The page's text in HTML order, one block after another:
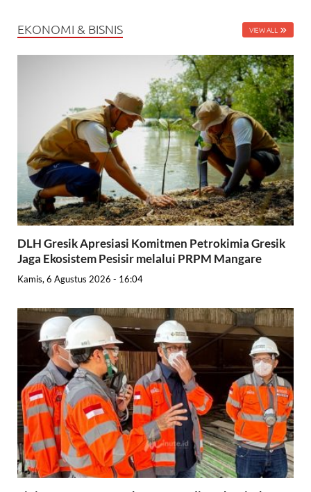
EKONOMI & BISNIS VIEW ALL
DLH Gresik Apresiasi Komitmen Petrokimia Gresik
Jaga Ekosistem Pesisir melalui PRPM Mangare
Kamis, 6 Agustus 2026 - 16:04